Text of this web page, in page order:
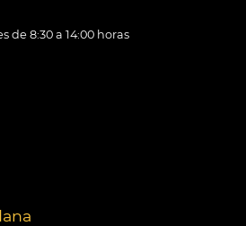
de 8:30 a 14:00 horas